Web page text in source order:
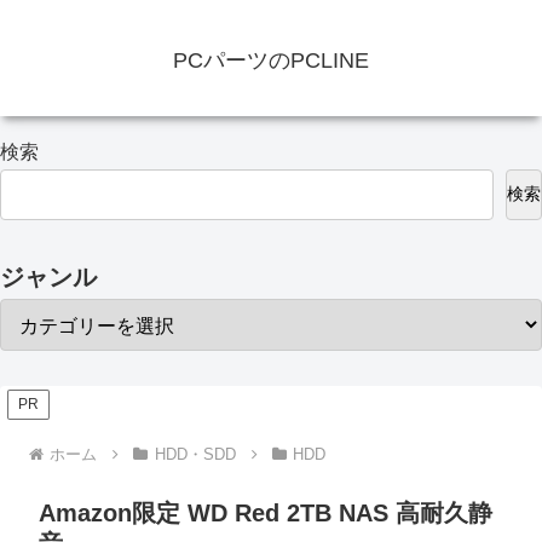
PCパーツのPCLINE
検索
検索
ジャンル
PR
ホーム HDD・SDD HDD
Amazon限定 WD Red 2TB NAS 高耐久静